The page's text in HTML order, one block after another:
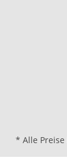
* Alle